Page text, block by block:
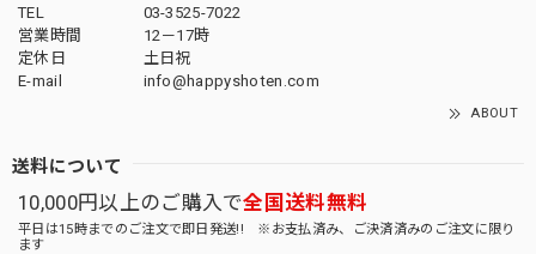
TEL
03-3525-7022
営業時間
12－17時
定休日
土日祝
E-mail
info@happyshoten.com
ABOUT
送料について
10,000円以上のご購入で全国送料無料
平日は15時までのご注文で即日発送!! ※お支払済み、ご決済済みのご注文に限り
ます